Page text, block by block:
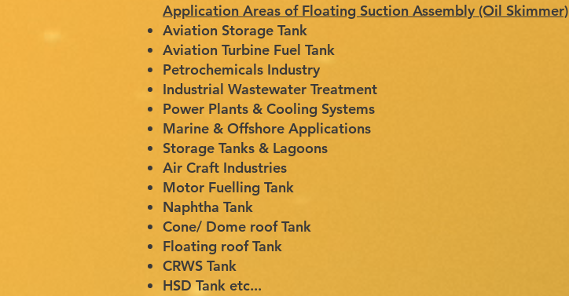
Application Areas of Floating Suction Assembly (Oil Skimmer)
Aviation Storage Tank
Aviation Turbine Fuel Tank
Petrochemicals Industry
Industrial Wastewater Treatment
Power Plants & Cooling Systems
Marine & Offshore Applications
Storage Tanks & Lagoons
Air Craft Industries
Motor Fuelling Tank
Naphtha Tank
Cone/ Dome roof Tank
Floating roof Tank
CRWS Tank
HSD Tank etc...